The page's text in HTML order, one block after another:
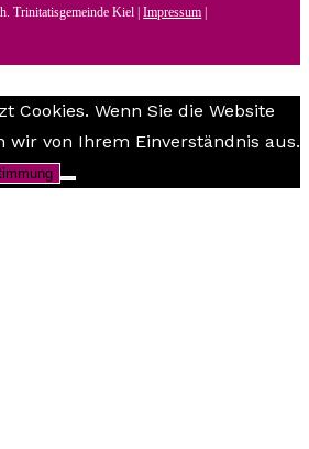
Trinitatisgemeinde Kiel |Impressum |
Cookies. Wenn Sie die Website
wir von Ihrem Einverständnis aus.